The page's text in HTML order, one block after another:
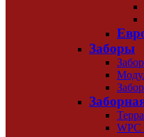
Заборы
WPC